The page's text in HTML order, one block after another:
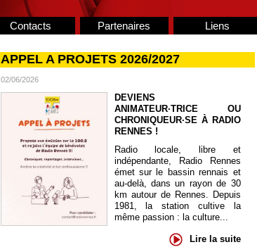
Contacts Partenaires Liens
APPEL A PROJETS 2026/2027
02/06/2026
DEVIENS
ANIMATEUR·TRICE OU
CHRONIQUEUR·SE À RADIO
RENNES !
Radio locale, libre et
indépendante, Radio Rennes
émet sur le bassin rennais et
au-delà, dans un rayon de 30
km autour de Rennes. Depuis
1981, la station cultive la
même passion : la culture...
Lire la suite